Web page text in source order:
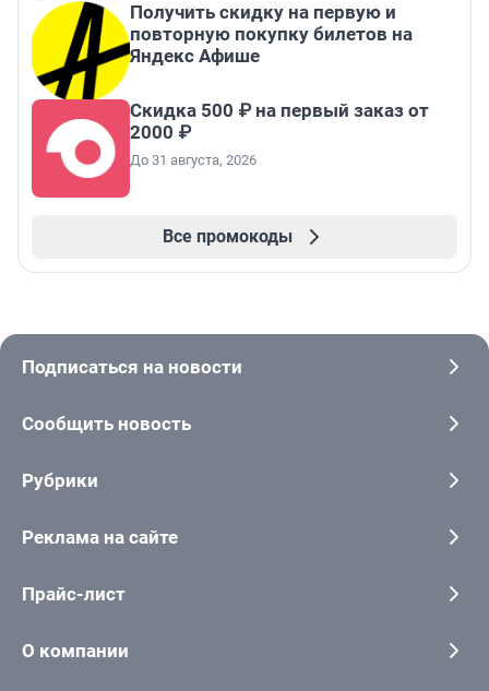
Получить скидку на первую и
повторную покупку билетов на
Яндекс Афише
Скидка 500 ₽ на первый заказ от
2000 ₽
До 31 августа, 2026
Все промокоды
Подписаться на новости
Сообщить новость
Рубрики
Реклама на сайте
Прайс-лист
О компании